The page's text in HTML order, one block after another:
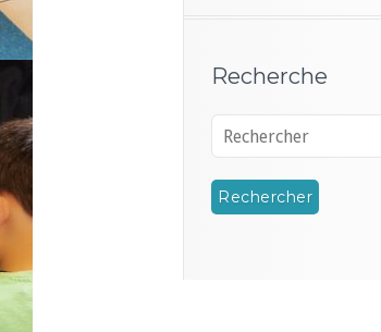
Recherche